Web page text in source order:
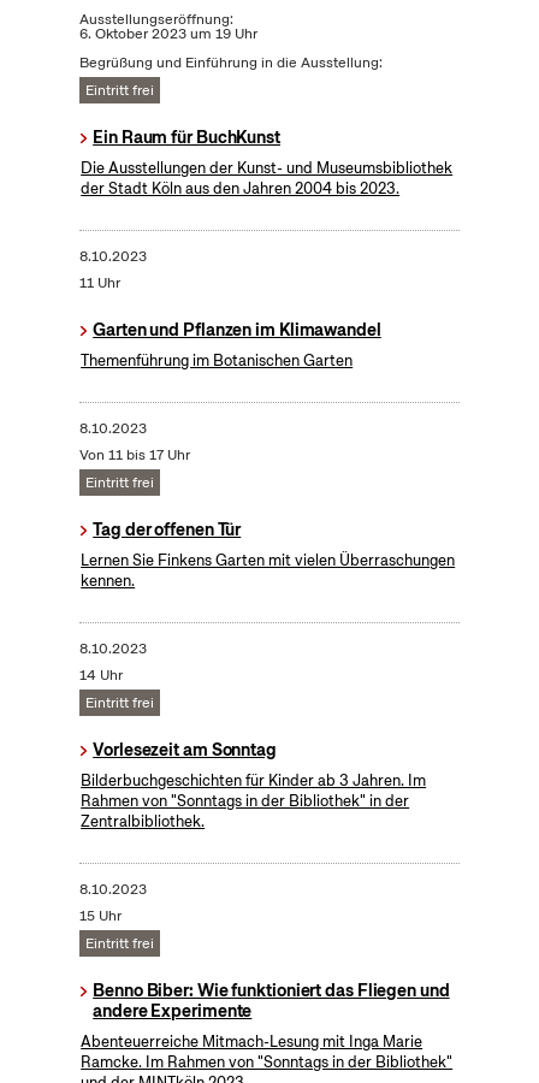
Ausstellungseröffnung:
6. Oktober 2023 um 19 Uhr
Begrüßung und Einführung in die Ausstellung:
Eintritt frei
Ein Raum für BuchKunst
Die Ausstellungen der Kunst- und Museumsbibliothek
der Stadt Köln aus den Jahren 2004 bis 2023.
8.10.2023
11 Uhr
Garten und Pflanzen im Klimawandel
Themenführung im Botanischen Garten
8.10.2023
Von 11 bis 17 Uhr
Eintritt frei
Tag der offenen Tür
Lernen Sie Finkens Garten mit vielen Überraschungen
kennen.
8.10.2023
14 Uhr
Eintritt frei
Vorlesezeit am Sonntag
Bilderbuchgeschichten für Kinder ab 3 Jahren. Im
Rahmen von "Sonntags in der Bibliothek" in der
Zentralbibliothek.
8.10.2023
15 Uhr
Eintritt frei
Benno Biber: Wie funktioniert das Fliegen und
andere Experimente
Abenteuerreiche Mitmach-Lesung mit Inga Marie
Ramcke. Im Rahmen von "Sonntags in der Bibliothek"